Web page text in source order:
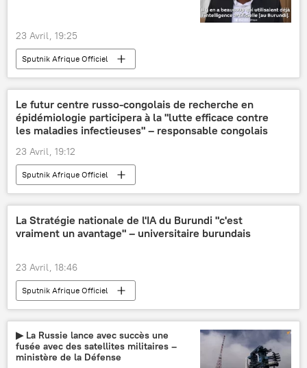
23 Avril, 19:25
Sputnik Afrique Officiel
Le futur centre russo-congolais de recherche en
épidémiologie participera à la "lutte efficace contre
les maladies infectieuses" – responsable congolais
23 Avril, 19:12
Sputnik Afrique Officiel
La Stratégie nationale de l'IA du Burundi "c'est
vraiment un avantage" – universitaire burundais
23 Avril, 18:46
Sputnik Afrique Officiel
▶ La Russie lance avec succès une
fusée avec des satellites militaires –
ministère de la Défense